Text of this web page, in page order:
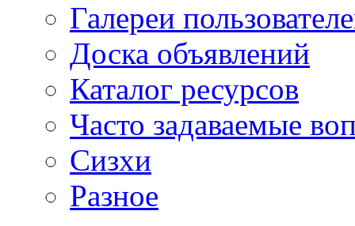
Галереи
Доска объявлений
Каталог ресурсов
Часто задаваемые
Сизхи
Разное